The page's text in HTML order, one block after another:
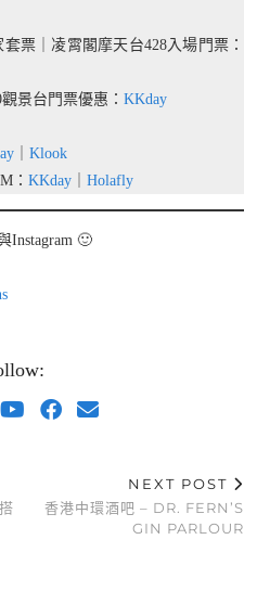
票｜凌霄閣摩天台428入場門票：
景台門票優惠： KKday
Klook
： KKday Holafly
Instagram 🙂
NEXT POST
香港中環酒吧 – DR. FERN’S
GIN PARLOUR